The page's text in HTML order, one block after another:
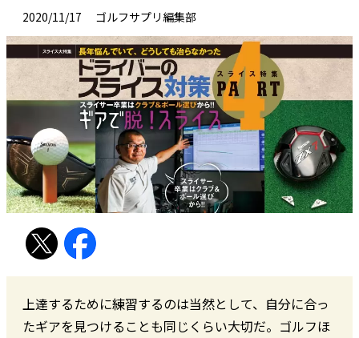
2020/11/17 ゴルフサプリ編集部
上達するために練習するのは当然として、自分に合っ
たギアを見つけることも同じくらい大切だ。ゴルフほ